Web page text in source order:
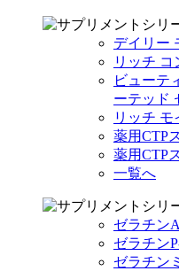
デイリー
リッチ
ビューテ
ーテッド
リッチ
薬用CTP
薬用CTP
一覧へ
ゼラチン
ゼラチン
ゼラチン